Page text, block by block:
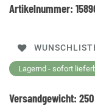
Artikelnummer:
Lagernd - sofort
Versandgewicht: 250